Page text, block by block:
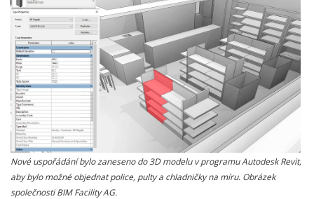
Nové uspořádání bylo zaneseno do 3D modelu v programu Autodesk Revit,
aby bylo možné objednat police, pulty a chladničky na míru. Obrázek
společnosti BIM Facility AG.